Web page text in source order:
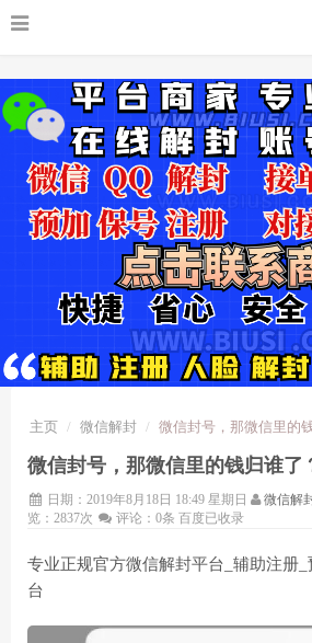
主页 微信解封 微信封号，那微信里的
微信封号，那微信里的钱归谁了
日期：2019年8月18日 18:49 星期日 微信解
览：2837次
评论：0条 百度已收录
专业正规官方微信解封平台_辅助注册
台